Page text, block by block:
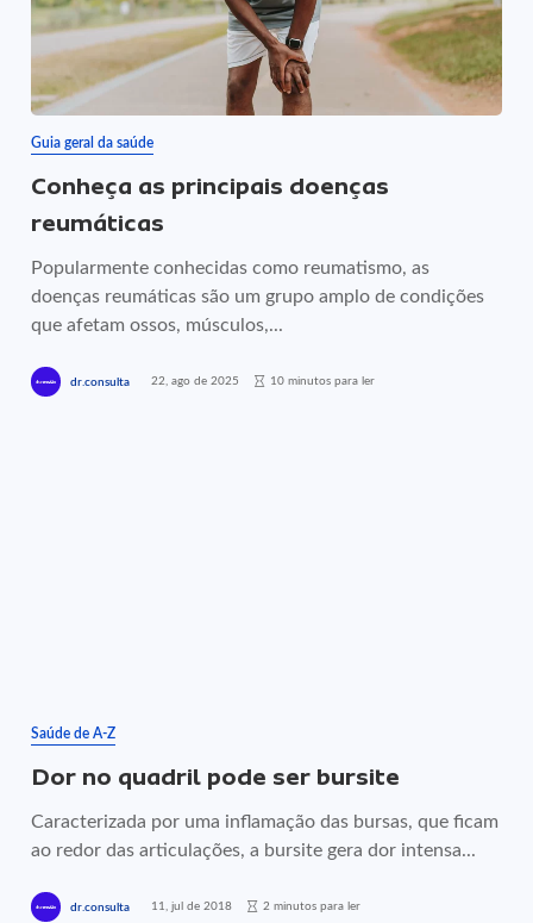
Guia geral da saúde
Conheça as principais doenças
reumáticas
Popularmente conhecidas como reumatismo, as
doenças reumáticas são um grupo amplo de condições
que afetam ossos, músculos,...
dr.consulta 22, ago de 2025 10 minutos para ler
Saúde de A-Z
Dor no quadril pode ser bursite
Caracterizada por uma inflamação das bursas, que ficam
ao redor das articulações, a bursite gera dor intensa...
dr.consulta 11, jul de 2018 2 minutos para ler